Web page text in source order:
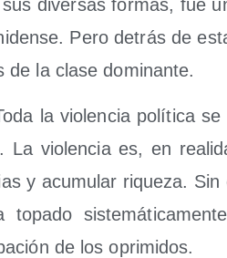
diver­sas for­mas, fue
Pero detrás de
de la cla­se dominante.
la vio­len­cia polí­ti­ca
. La vio­len­cia es, en
y acu­mu­lar rique­za.
topa­do
de los oprimidos.